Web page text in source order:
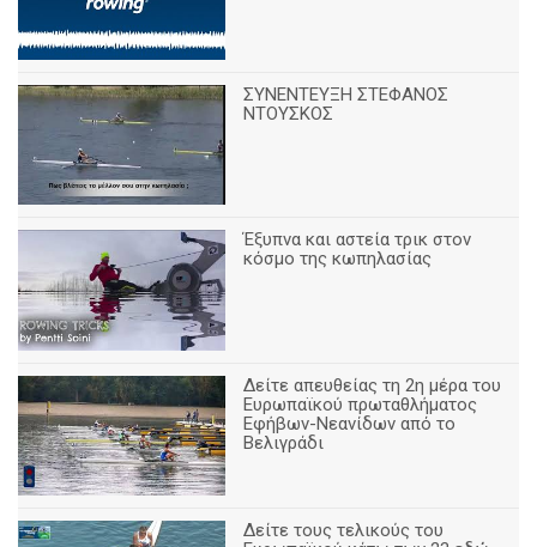
ΣΥΝΕΝΤΕΥΞΗ ΣΤΕΦΑΝΟΣ
ΝΤΟΥΣΚΟΣ
Έξυπνα και αστεία τρικ στον
κόσμο της κωπηλασίας
Δείτε απευθείας τη 2η μέρα του
Ευρωπαϊκού πρωταθλήματος
Εφήβων-Νεανίδων από το
Βελιγράδι
Δείτε τους τελικούς του